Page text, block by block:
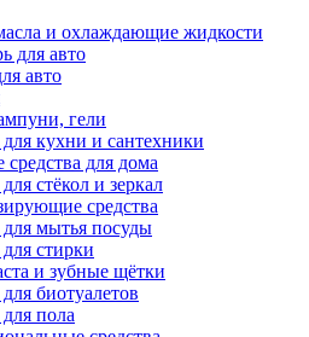
и охлаждающие жидкости
для авто
авто
гели
кухни и сантехники
для дома
стёкол и зеркал
средства
для мытья посуды
стирки
и зубные щётки
биотуалетов
пола